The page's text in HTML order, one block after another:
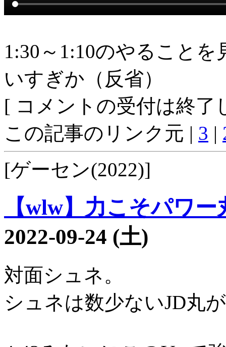
1:30～1:10のやること
いすぎか（反省）
[ コメントの受付は終了
この記事のリンク元 | 3 |
[ゲーセン(2022)]
【wlw】力こそパワ
2022-09-24 (土)
対面シュネ。
シュネは数少ないJD丸